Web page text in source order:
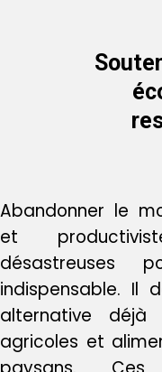
Abandonner le
et
désastreuses
indispensable. Il
alternative
agricoles et